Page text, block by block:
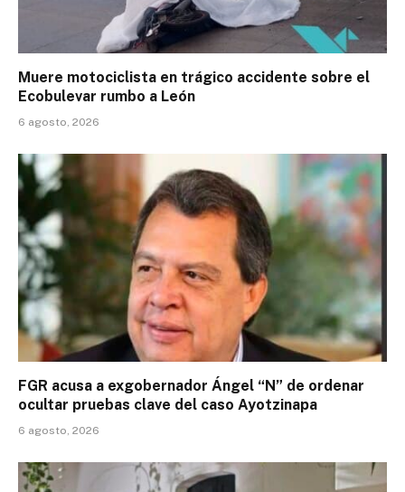
Muere motociclista en trágico accidente sobre el
Ecobulevar rumbo a León
6 agosto, 2026
FGR acusa a exgobernador Ángel “N” de ordenar
ocultar pruebas clave del caso Ayotzinapa
6 agosto, 2026